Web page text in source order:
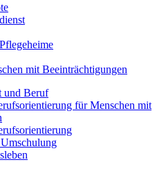
mit Beeinträchtigungen
und Beruf
für Menschen mit